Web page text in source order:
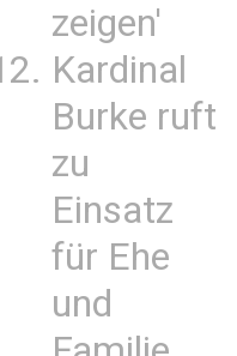
zeigen'
Kardinal
Burke ruft
zu
Einsatz
für Ehe
und